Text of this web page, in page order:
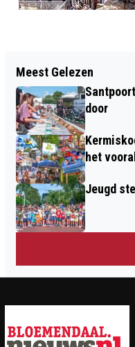
MAANDAG EN
TUSSEN
Meest Gelezen
door
het
Jeugd